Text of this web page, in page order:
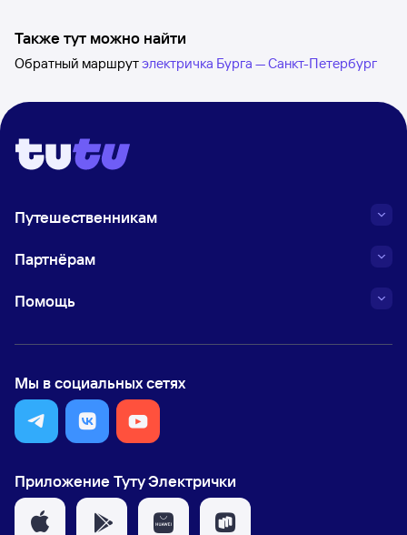
Также тут можно найти
Обратный маршрутэлектричка Бурга — Санкт-Петербург
Путешественникам
Партнёрам
Помощь
Мы в социальных сетях
Приложение Туту Электрички